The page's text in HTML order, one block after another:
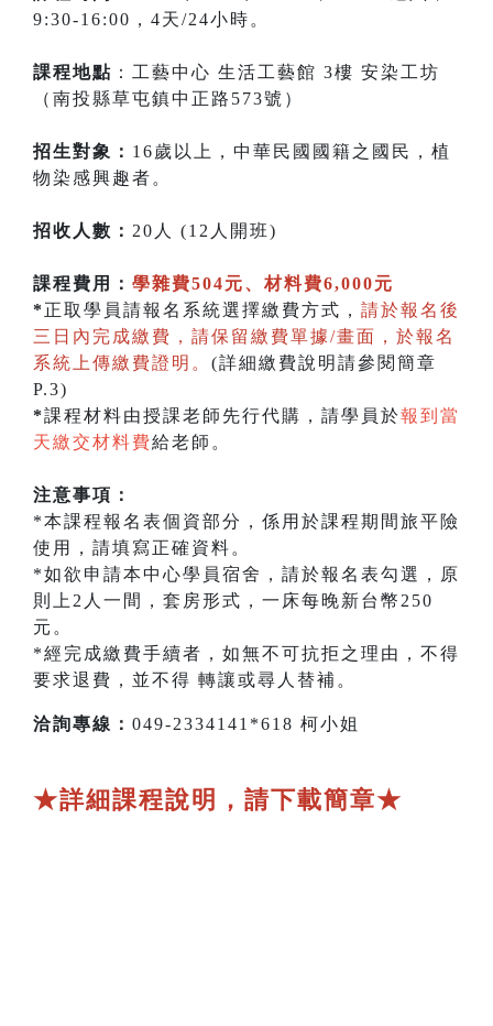
9:30-16:00，4天/24小時。
課程地點 ：工藝中心 生活工藝館 3樓 安染工坊
（南投縣草屯鎮中正路573號）
招生對象： 16歲以上，中華民國國籍之國民，植
物染感興趣者。
招收人數： 20人 (12人開班)
課程費用： 學雜費504元、材料費6,000元
* 正取學員請報名系統選擇繳費方式， 請於報名後
三日內完成繳費，請保留繳費單據/畫面，於報名
系統上傳繳費證明。 (詳細繳費說明請參閱簡章
P.3)
*課程材料由授課老師先行代購，請學員於報到當
天繳交材料費給老師。
注意事項：
*本課程報名表個資部分，係用於課程期間旅平險
使用，請填寫正確資料。
*如欲申請本中心學員宿舍，請於報名表勾選，原
則上2人一間，套房形式，一床每晚新台幣250
元。
*經完成繳費手續者，如無不可抗拒之理由，不得
要求退費，並不得 轉讓或尋人替補。
洽詢專線： 049-2334141*618 柯小姐
★詳細課程說明，請下載簡章★